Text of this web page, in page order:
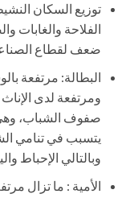
توزيع السكان
الفلاحة والغابات
ضعف لقطاع
البطالة: مرتفعة
ومرتفعة لدى
صفوف الشباب، وهي
يتسبب في تنامي
وبالتالي الإحباط